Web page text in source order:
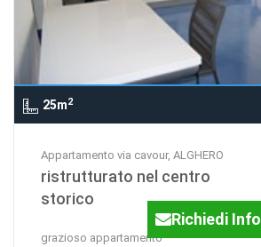
25m2
Appartamento via cavour, ALGHERO
ristrutturato nel centro
storico
grazioso appartamento
Richiedi Info